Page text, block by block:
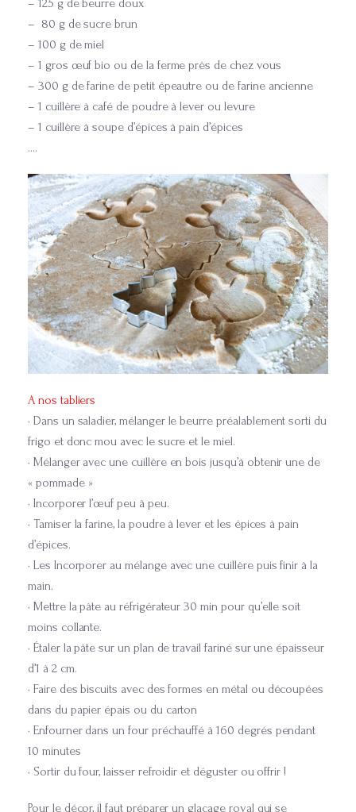
– 125 g de beurre doux
– 80 g de sucre brun
– 100 g de miel
– 1 gros œuf bio ou de la ferme près de chez vous
– 300 g de farine de petit épeautre ou de farine ancienne
– 1 cuillère à café de poudre à lever ou levure
– 1 cuillère à soupe d’épices à pain d’épices
….
A nos tabliers
• Dans un saladier, mélanger le beurre préalablement sorti du
frigo et donc mou avec le sucre et le miel.
• Mélanger avec une cuillère en bois jusqu’à obtenir une de
« pommade »
• Incorporer l’œuf peu à peu.
• Tamiser la farine, la poudre à lever et les épices à pain
d’épices.
• Les Incorporer au mélange avec une cuillère puis finir à la
main.
• Mettre la pâte au réfrigérateur 30 min pour qu’elle soit
moins collante.
• Étaler la pâte sur un plan de travail fariné sur une épaisseur
d’1 à 2 cm.
• Faire des biscuits avec des formes en métal ou découpées
dans du papier épais ou du carton
• Enfourner dans un four préchauffé à 160 degrés pendant
10 minutes
• Sortir du four, laisser refroidir et déguster ou offrir !
Pour le décor, il faut préparer un glaçage royal qui se